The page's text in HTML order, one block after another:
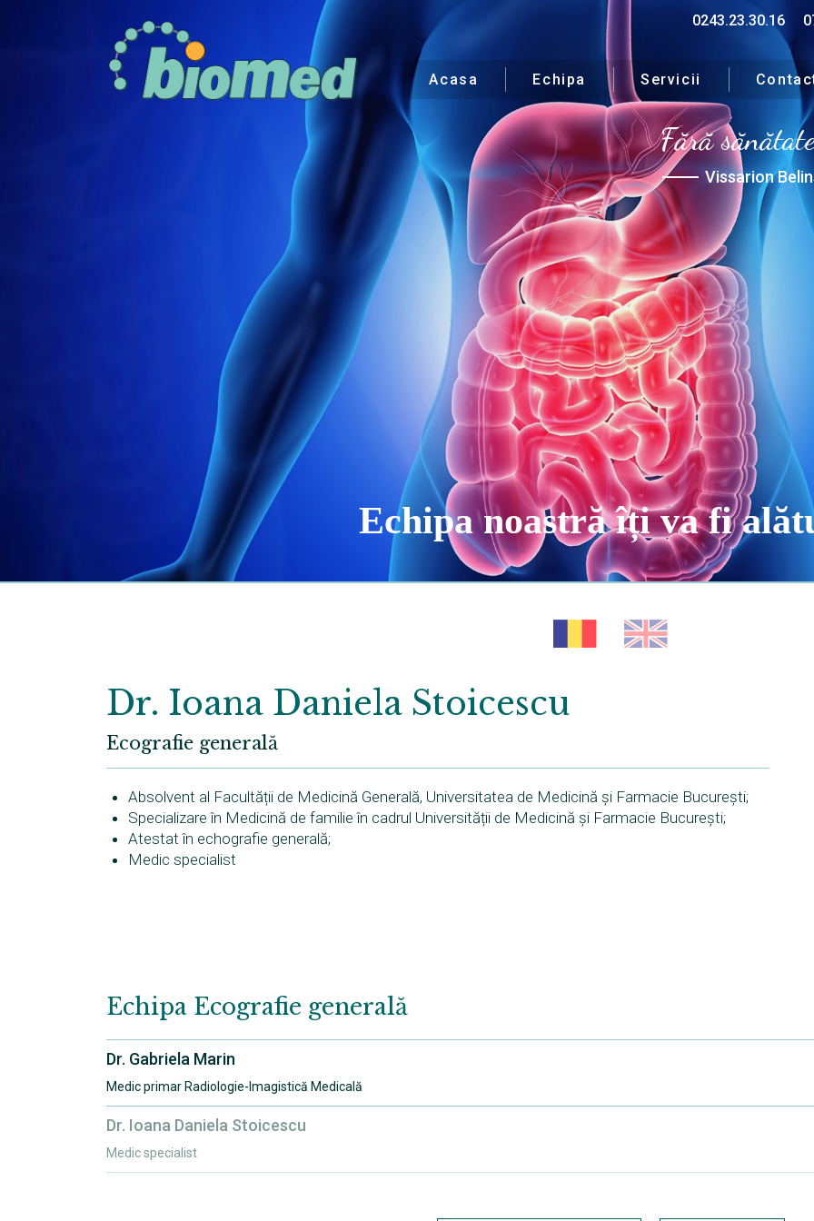
0243.23.30.16
Acasa Echipa Servicii
Fără
Vissarion
Echipa noastră îți va fi
Dr. Ioana Daniela Stoicescu
Ecografie generală
Absolvent al Facultății de Medicină Generală, Universitatea de Medicină și Farmacie București;
Specializare în Medicină de familie în cadrul Universității de Medicină și Farmacie București;
Atestat în echografie generală;
Medic specialist
Echipa Ecografie generală
Dr. Gabriela Marin
Medic primar Radiologie-Imagistică Medicală
Dr. Ioana Daniela Stoicescu
Medic specialist